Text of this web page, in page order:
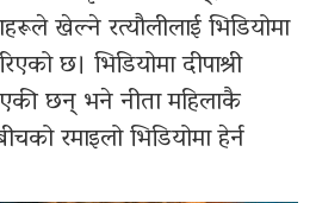
खेल्ने रत्यौलीलाई भिडियोमा
छ। भिडियोमा दीपाश्री
छन् भने नीता महिलाकै
रमाइलो भिडियोमा हेर्न